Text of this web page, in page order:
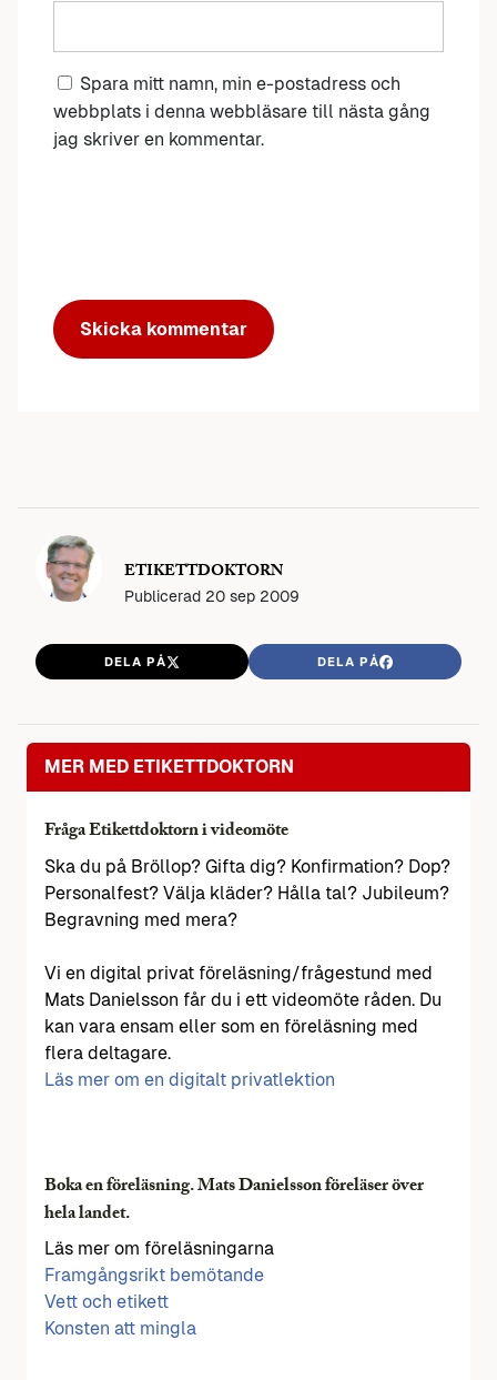
Spara mitt namn, min e-postadress och
webbplats i denna webbläsare till nästa gång
jag skriver en kommentar.
ETIKETTDOKTORN
Publicerad 20 sep 2009
DELA PÅ DELA PÅ
MER MED ETIKETTDOKTORN
Fråga Etikettdoktorn i videomöte
Ska du på Bröllop? Gifta dig? Konfirmation? Dop?
Personalfest? Välja kläder? Hålla tal? Jubileum?
Begravning med mera?
Vi en digital privat föreläsning/frågestund med
Mats Danielsson får du i ett videomöte råden. Du
kan vara ensam eller som en föreläsning med
flera deltagare.
Läs mer om en digitalt privatlektion
Boka en föreläsning. Mats Danielsson föreläser över
hela landet.
Läs mer om föreläsningarna
Framgångsrikt bemötande
Vett och etikett
Konsten att mingla